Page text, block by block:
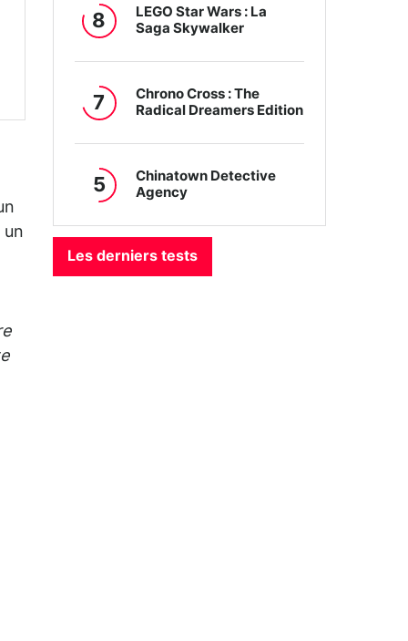
un
8
LEGO Star Wars : La
Saga Skywalker
7
Chrono Cross : The
Radical Dreamers Edition
5
Chinatown Detective
Agency
Les derniers tests